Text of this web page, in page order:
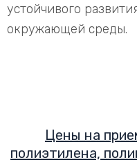
устойчивого
окружающей среды.
Цены на
полиэтилена,